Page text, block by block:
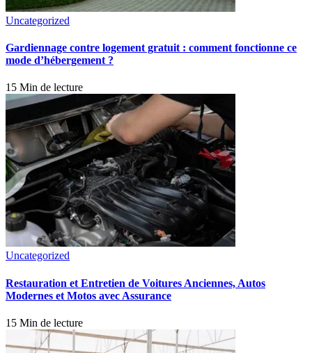
Uncategorized
Gardiennage contre logement gratuit : comment fonctionne ce
mode d’hébergement ?
15 Min de lecture
Uncategorized
Restauration et Entretien de Voitures Anciennes, Autos
Modernes et Motos avec Assurance
15 Min de lecture